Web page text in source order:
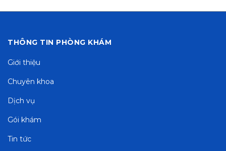
THÔNG TIN PHÒNG KHÁM
Giới thiệu
Chuyên khoa
Dịch vụ
Gói khám
Tin tức